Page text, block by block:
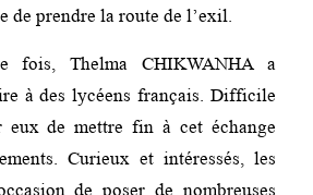
de prendre la route de l’exil.
fois, Thelma CHIKWANHA a
à des lycéens français. Difficile
de mettre fin à cet échange
Curieux et intéressés, les
de poser de nombreuses